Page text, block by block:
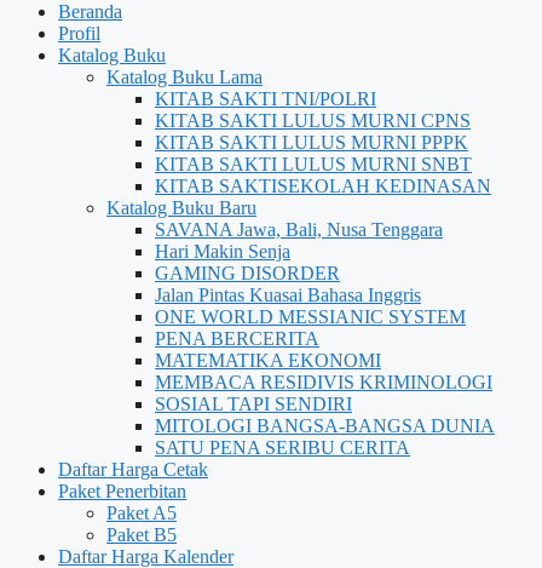
Beranda
Profil
Katalog Buku
Katalog Buku Lama
KITAB SAKTI TNI/POLRI
KITAB SAKTI LULUS MURNI CPNS
KITAB SAKTI LULUS MURNI PPPK
KITAB SAKTI LULUS MURNI SNBT
KITAB SAKTISEKOLAH KEDINASAN
Katalog Buku Baru
SAVANA Jawa, Bali, Nusa Tenggara
Hari Makin Senja
GAMING DISORDER
Jalan Pintas Kuasai Bahasa Inggris
ONE WORLD MESSIANIC SYSTEM
PENA BERCERITA
MATEMATIKA EKONOMI
MEMBACA RESIDIVIS KRIMINOLOGI
SOSIAL TAPI SENDIRI
MITOLOGI BANGSA-BANGSA DUNIA
SATU PENA SERIBU CERITA
Daftar Harga Cetak
Paket Penerbitan
Paket A5
Paket B5
Daftar Harga Kalender